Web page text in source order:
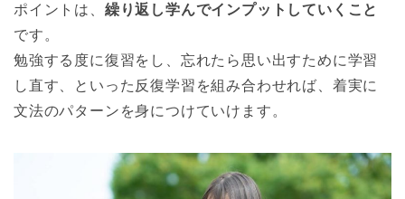
ポイントは、 繰り返し学んでインプットしていくこと
です。
勉強する度に復習をし、忘れたら思い出すために学習
し直す、といった反復学習を組み合わせれば、着実に
文法のパターンを身につけていけます。